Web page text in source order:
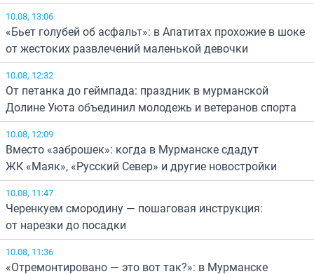
10.08, 13:06
«Бьет голубей об асфальт»: в Апатитах прохожие в шоке
от жестоких развлечений маленькой девочки
10.08, 12:32
От петанка до геймпада: праздник в мурманской
Долине Уюта объединил молодежь и ветеранов спорта
10.08, 12:09
Вместо «заброшек»: когда в Мурманске сдадут
ЖК «Маяк», «Русский Север» и другие новостройки
10.08, 11:47
Черенкуем смородину — пошаговая инструкция:
от нарезки до посадки
10.08, 11:36
«Отремонтировано — это вот так?»: в Мурманске